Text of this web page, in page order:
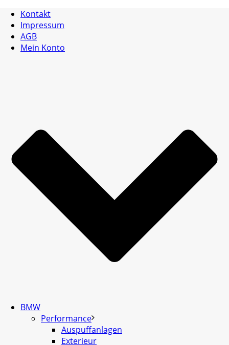
Kontakt
Impressum
AGB
Mein Konto
BMW
Performance
Auspuffanlagen
Exterieur